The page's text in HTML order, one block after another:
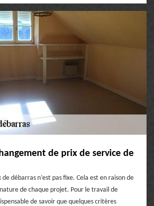
de prix de service de
débarras n’est pas fixe. Cela est en raison de
de chaque projet. Pour le travail de
de savoir que quelques critères